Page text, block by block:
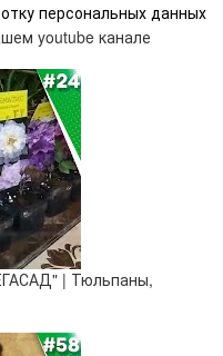
персональных данных
youtube канале
| Тюльпаны,